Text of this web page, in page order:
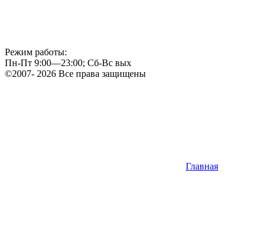
Режим работы:
Пн-Пт 9:00—23:00; Сб-Вс вых
©2007- 2026 Все права защищены
Главная